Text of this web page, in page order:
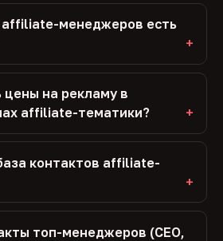
affiliate-менеджеров есть
цены на рекламу в
affiliate-тематики?
контактов affiliate-
топ-менеджеров (CEO,